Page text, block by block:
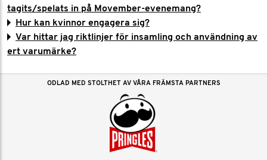
tagits/spelats in på Movember-evenemang?
Hur kan kvinnor engagera sig?
Var hittar jag riktlinjer för insamling och användning av
ert varumärke?
ODLAD MED STOLTHET AV VÅRA FRÄMSTA PARTNERS